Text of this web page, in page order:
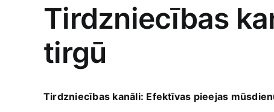
Image
Tirdzniecības
tirgū
Tirdzniecības kanāli: Efektīvas pieejas